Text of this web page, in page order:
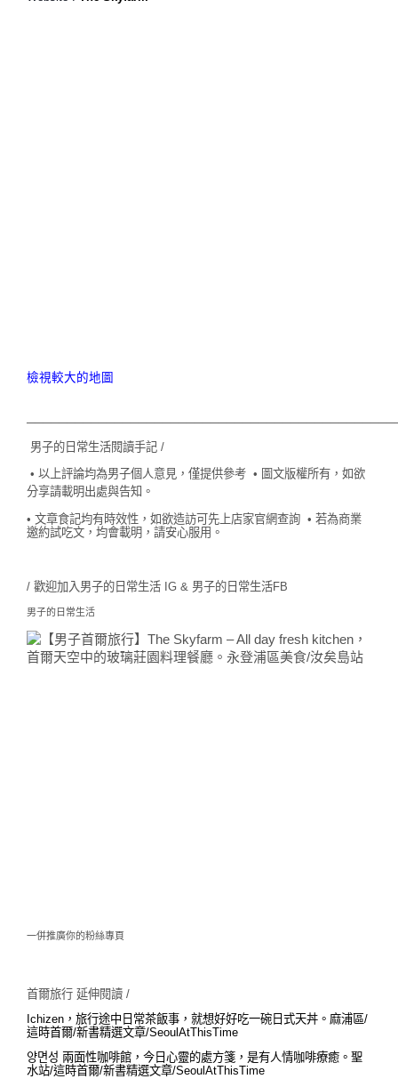
檢視較大的地圖
─────────────────────────────
男子的日常生活閱讀手記 /
• 以上評論均為男子個人意見，僅提供參考 • 圖文版權所有，如欲
分享請載明出處與告知。
• 文章食記均有時效性，如欲造訪可先上店家官網查詢 • 若為商業
邀約試吃文，均會載明，請安心服用。
/ 歡迎加入 男子的日常生活 IG & 男子的日常生活FB
男子的日常生活
一併推廣你的粉絲專頁
首爾旅行 延伸閱讀 /
Ichizen，旅行途中日常茶飯事，就想好好吃一碗日式天丼。麻浦區/
這時首爾/新書精選文章/SeoulAtThisTime
양면성 兩面性咖啡館，今日心靈的處方箋，是有人情咖啡療癒。聖
水站/這時首爾/新書精選文章/SeoulAtThisTime